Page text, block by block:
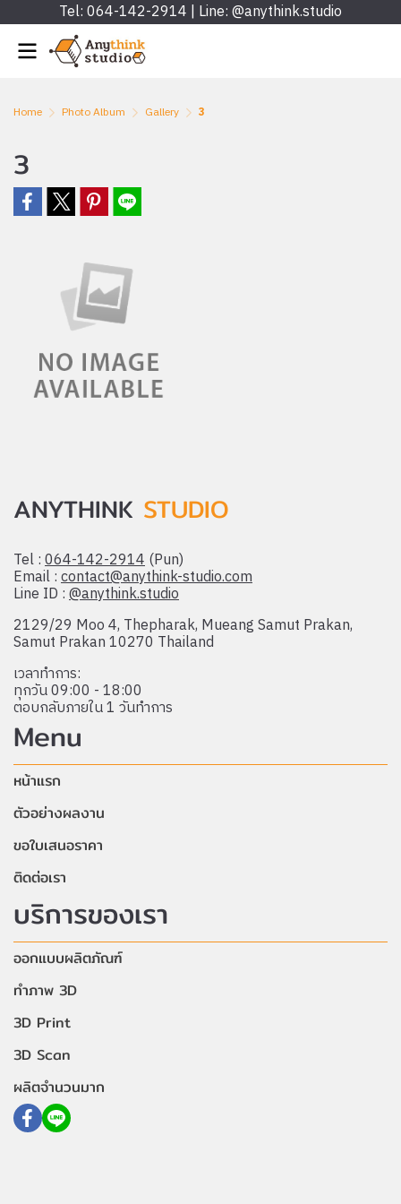
Tel: 064-142-2914 | Line: @anythink.studio
Home Photo Album Gallery 3
3
ANYTHINK STUDIO
Tel :064-142-2914(Pun)
Email :contact@anythink-studio.com
Line ID :@anythink.studio
2129/29 Moo 4, Thepharak, Mueang Samut Prakan,
Samut Prakan 10270 Thailand
เวลาทำการ:
ทุกวัน 09:00 - 18:00
ตอบกลับภายใน 1 วันทำการ
Menu
หน้าแรก
ตัวอย่างผลงาน
ขอใบเสนอราคา
ติดต่อเรา
บริการของเรา
ออกแบบผลิตภัณฑ์
ทำภาพ 3D
3D Print
3D Scan
ผลิตจำนวนมาก